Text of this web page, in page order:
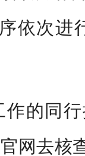
依次进
的同
网去核